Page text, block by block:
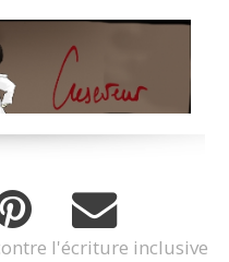
l'écriture inclusive